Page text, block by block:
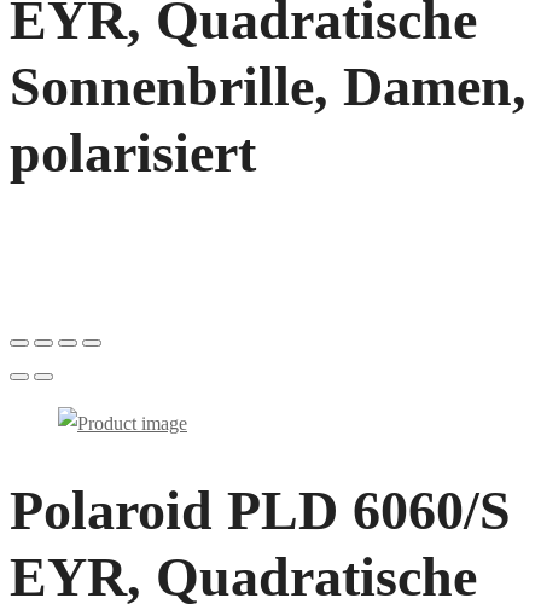
EYR, Quadratische
Sonnenbrille, Damen,
polarisiert
Polaroid PLD 6060/S
EYR, Quadratische